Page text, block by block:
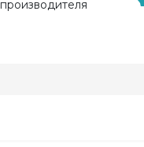
производителя